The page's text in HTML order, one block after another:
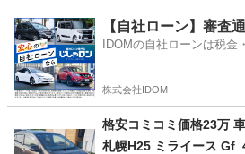
北海道 札幌市 稲積公園駅 その他
【自社ローン】審査
IDOMの自社ローンは税
株式会社IDOM
格安コミコミ価格23万
札幌H25 ミライース Gf